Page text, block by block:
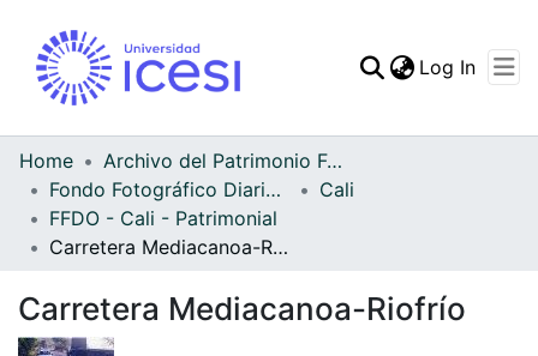
Statistics
Log In
Home
Archivo del Patrimonio Fotográfico y Fílmico del Valle del Cauca
Fondo Fotográfico Diario Occidente
Cali
FFDO - Cali - Patrimonial
Carretera Mediacanoa-Riofrío
Carretera Mediacanoa-Riofrío